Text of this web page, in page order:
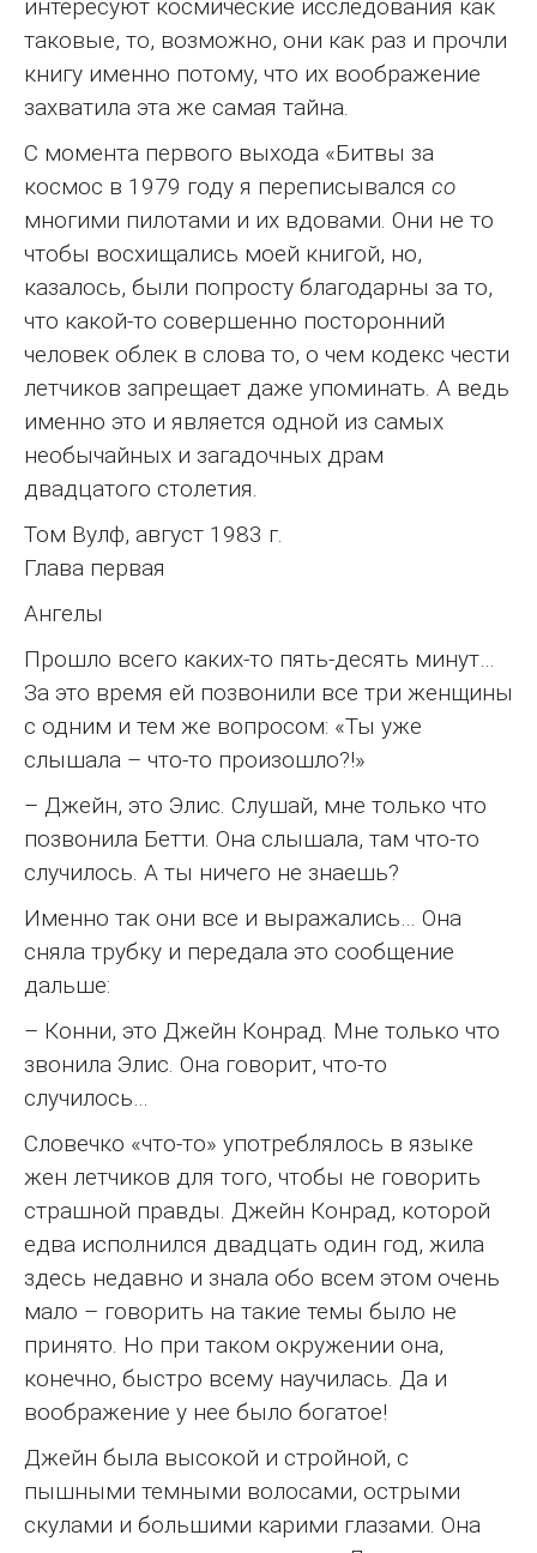
интересуют космические исследования как
таковые, то, возможно, они как раз и прочли
книгу именно потому, что их воображение
захватила эта же самая тайна.
С момента первого выхода «Битвы за
космос в 1979 году я переписывался со
многими пилотами и их вдовами. Они не то
чтобы восхищались моей книгой, но,
казалось, были попросту благодарны за то,
что какой-то совершенно посторонний
человек облек в слова то, о чем кодекс чести
летчиков запрещает даже упоминать. А ведь
именно это и является одной из самых
необычайных и загадочных драм
двадцатого столетия.
Том Вулф, август 1983 г.
Глава первая
Ангелы
Прошло всего каких-то пять-десять минут…
За это время ей позвонили все три женщины
с одним и тем же вопросом: «Ты уже
слышала – что-то произошло?!»
– Джейн, это Элис. Слушай, мне только что
позвонила Бетти. Она слышала, там что-то
случилось. А ты ничего не знаешь?
Именно так они все и выражались… Она
сняла трубку и передала это сообщение
дальше:
– Конни, это Джейн Конрад. Мне только что
звонила Элис. Она говорит, что-то
случилось…
Словечко «что-то» употреблялось в языке
жен летчиков для того, чтобы не говорить
страшной правды. Джейн Конрад, которой
едва исполнился двадцать один год, жила
здесь недавно и знала обо всем этом очень
мало – говорить на такие темы было не
принято. Но при таком окружении она,
конечно, быстро всему научилась. Да и
воображение у нее было богатое!
Джейн была высокой и стройной, с
пышными темными волосами, острыми
скулами и большими карими глазами. Она